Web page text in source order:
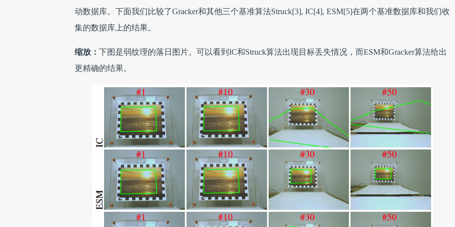
动数据库。下面我们比较了Gracker和其他三个基准算法Struck[3], IC[4], ESM[5]在两个基准数据库和我们收
集的数据库上的结果。
缩放： 下图是弱纹理的落日图片。可以看到IC和Struck算法出现目标丢失情况，而ESM和Gracker算法给出
更精确的结果。